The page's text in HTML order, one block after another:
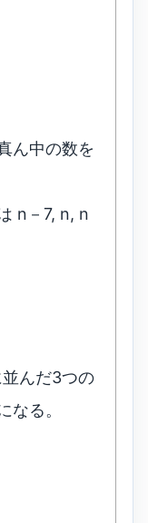
ん中の数を
n－7, n, n
んだ3つの
なる。